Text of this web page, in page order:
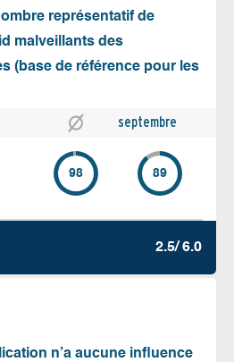
représentatif de
malveillants des
(base de référence pour les
septembre
98 89
2.5/ 6.0
n’a aucune influence